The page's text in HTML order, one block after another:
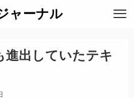
ャーナル
進出していたテキ